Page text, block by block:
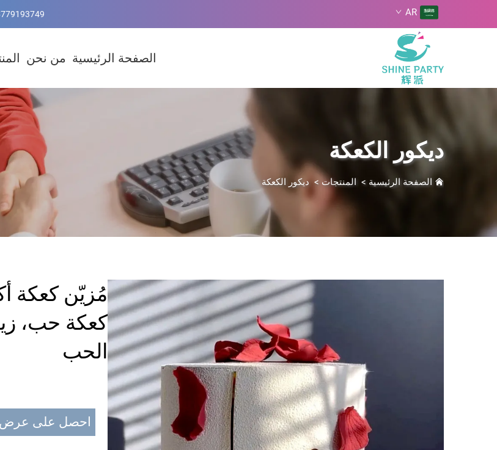
AR
الصفحة الرئيسية من نحن
ديكور الكعكة
الصفحة الرئيسية > المنتجات > ديكور الكعكة
مُزيّن كعكة
كعكة حب،
الحب
احصل على عرض